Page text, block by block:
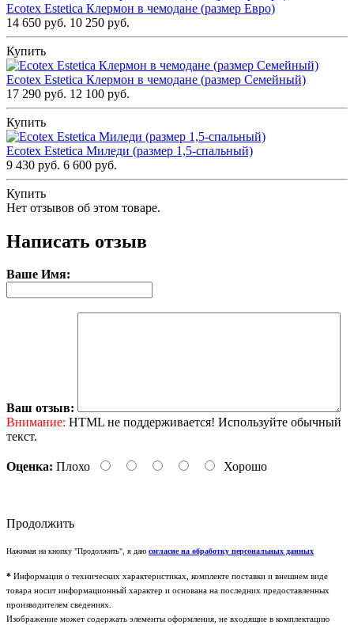
Ecotex Estetica Клермон в чемодане (размер Евро)
14 650 руб. 10 250 руб.
Купить
Ecotex Estetica Клермон в чемодане (размер Семейный)
17 290 руб. 12 100 руб.
Купить
Ecotex Estetica Миледи (размер 1,5-спальный)
9 430 руб. 6 600 руб.
Купить
Нет отзывов об этом товаре.
Написать отзыв
Ваше Имя:
Ваш отзыв:
Внимание: HTML не поддерживается! Используйте обычный
текст.
Оценка: Плохо Хорошо
Продолжить
Нажимая на кнопку "Продолжить", я даю согласие на обработку персональных данных
* Информация о технических характеристиках, комплекте поставки и внешнем виде
товара носит информационный характер и основана на последних предоставленных
производителем сведениях.
Изображение может содержать элементы оформления, не входящие в комплектацию